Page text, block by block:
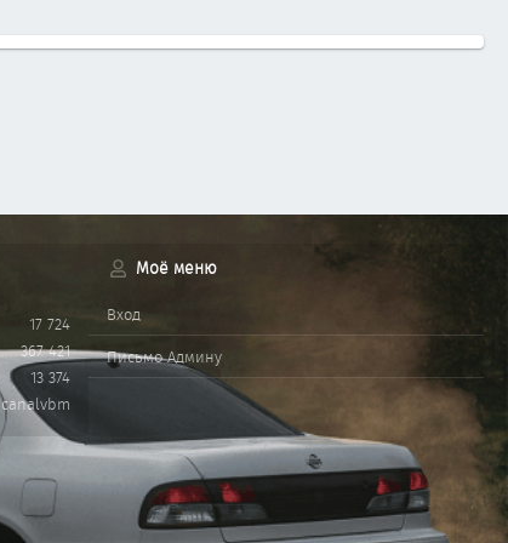
17 724
367 421
13 374
canalvbm
Моё меню
Вход
Письмо Админу